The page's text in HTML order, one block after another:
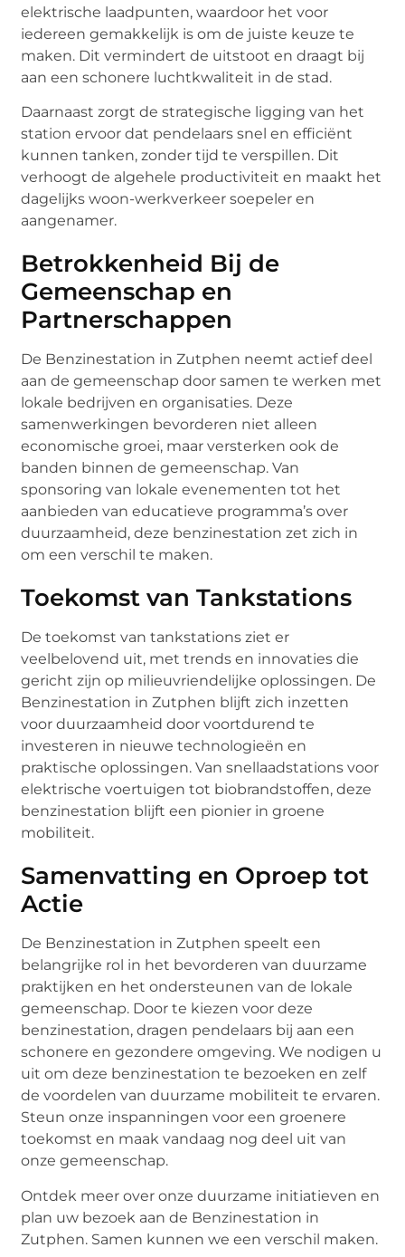
elektrische laadpunten, waardoor het voor
iedereen gemakkelijk is om de juiste keuze te
maken. Dit vermindert de uitstoot en draagt bij
aan een schonere luchtkwaliteit in de stad.
Daarnaast zorgt de strategische ligging van het
station ervoor dat pendelaars snel en efficiënt
kunnen tanken, zonder tijd te verspillen. Dit
verhoogt de algehele productiviteit en maakt het
dagelijks woon-werkverkeer soepeler en
aangenamer.
Betrokkenheid Bij de
Gemeenschap en
Partnerschappen
De Benzinestation in Zutphen neemt actief deel
aan de gemeenschap door samen te werken met
lokale bedrijven en organisaties. Deze
samenwerkingen bevorderen niet alleen
economische groei, maar versterken ook de
banden binnen de gemeenschap. Van
sponsoring van lokale evenementen tot het
aanbieden van educatieve programma’s over
duurzaamheid, deze benzinestation zet zich in
om een verschil te maken.
Toekomst van Tankstations
De toekomst van tankstations ziet er
veelbelovend uit, met trends en innovaties die
gericht zijn op milieuvriendelijke oplossingen. De
Benzinestation in Zutphen blijft zich inzetten
voor duurzaamheid door voortdurend te
investeren in nieuwe technologieën en
praktische oplossingen. Van snellaadstations voor
elektrische voertuigen tot biobrandstoffen, deze
benzinestation blijft een pionier in groene
mobiliteit.
Samenvatting en Oproep tot
Actie
De Benzinestation in Zutphen speelt een
belangrijke rol in het bevorderen van duurzame
praktijken en het ondersteunen van de lokale
gemeenschap. Door te kiezen voor deze
benzinestation, dragen pendelaars bij aan een
schonere en gezondere omgeving. We nodigen u
uit om deze benzinestation te bezoeken en zelf
de voordelen van duurzame mobiliteit te ervaren.
Steun onze inspanningen voor een groenere
toekomst en maak vandaag nog deel uit van
onze gemeenschap.
Ontdek meer over onze duurzame initiatieven en
plan uw bezoek aan de Benzinestation in
Zutphen. Samen kunnen we een verschil maken.